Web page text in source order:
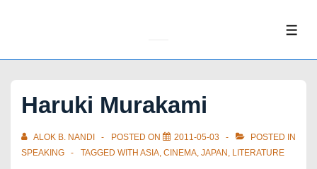
Haruki Murakami
ALOK B. NANDI POSTED ON 2011-05-03
POSTED IN
SPEAKING
TAGGED WITH ASIA, CINEMA, JAPAN , LITERATURE